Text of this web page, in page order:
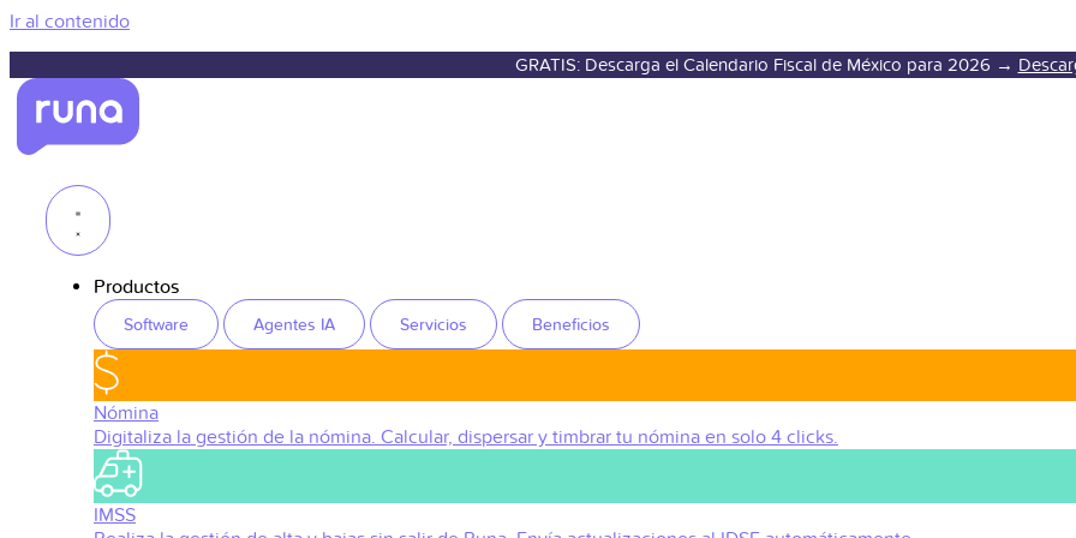
Ir al contenido
GRATIS: Descarga el Calendario Fiscal de México para 2026 →
Productos
Software Agentes IA Servicios Beneficios
Nómina
Digitaliza la gestión de la nómina. Calcular, dispersar y timbrar tu nómina en solo 4 clicks.
IMSS